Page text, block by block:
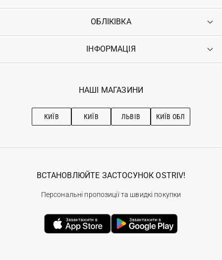
Контакти
Повернення
Гарантія
ОБЛІКІВКА
Увійти
Ostriv Club+
ІНФОРМАЦІЯ
Наші магазини
Рекомендації з догляду
НАШІ МАГАЗИНИ
КИЇВ КИЇВ ЛЬВІВ КИЇВ ОБЛ
ВСТАНОВЛЮЙТЕ ЗАСТОСУНОК OSTRIV!
Персональні пропозиції та швидкі покупки